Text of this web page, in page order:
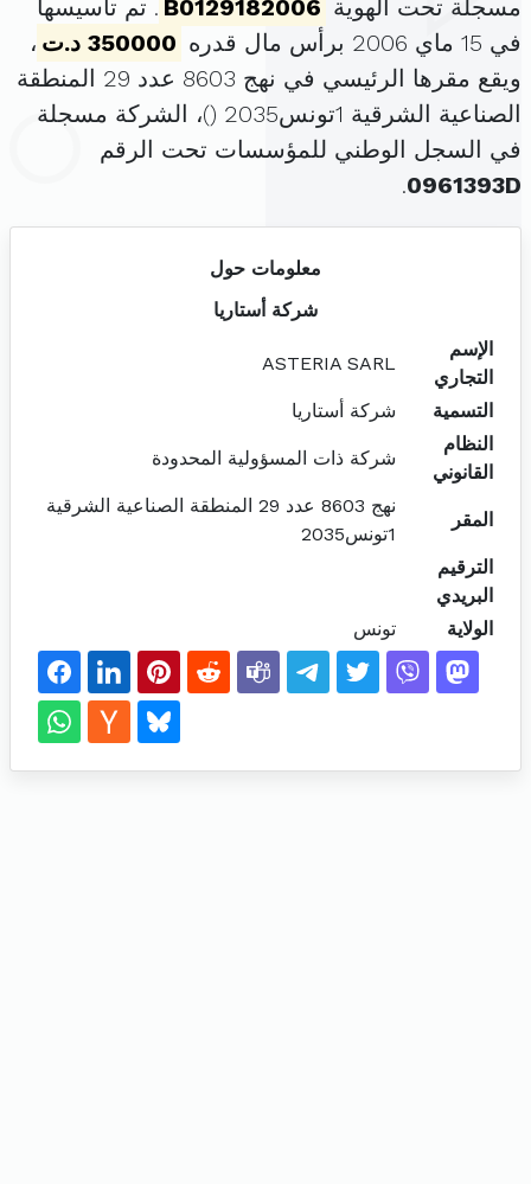
مسجلة تحت الهوية B0129182006 . تم تأسيسها
في 15 ماي 2006 برأس مال قدره
350000 د.ت
،
ويقع مقرها الرئيسي في نهج 8603 عدد 29 المنطقة
الصناعية الشرقية 1تونس2035 (
)، الشركة مسجلة
في السجل الوطني للمؤسسات تحت الرقم
0961393D
.
معلومات حول
شركة أستاريا
الإسم
التجاري
ASTERIA SARL
التسمية
شركة أستاريا
النظام
القانوني
شركة ذات المسؤولية المحدودة
المقر
نهج 8603 عدد 29 المنطقة الصناعية الشرقية
1تونس2035
الترقيم
البريدي
الولاية
تونس